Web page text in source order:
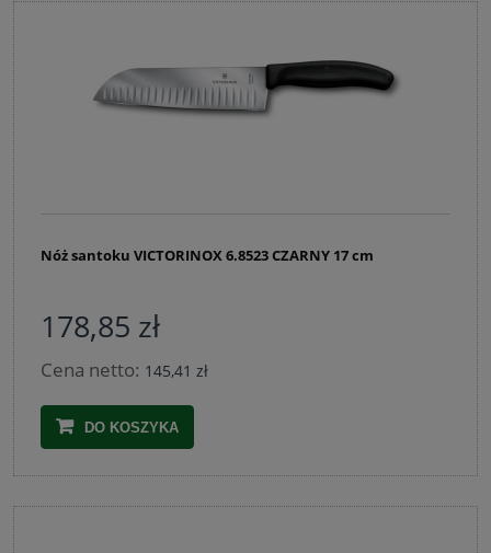
Nóż santoku VICTORINOX 6.8523 CZARNY 17 cm
178,85 zł
Cena netto: 145,41 zł
DO KOSZYKA